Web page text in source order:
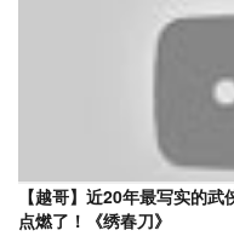
【越哥】近20年最写实的
点燃了！《绣春刀》